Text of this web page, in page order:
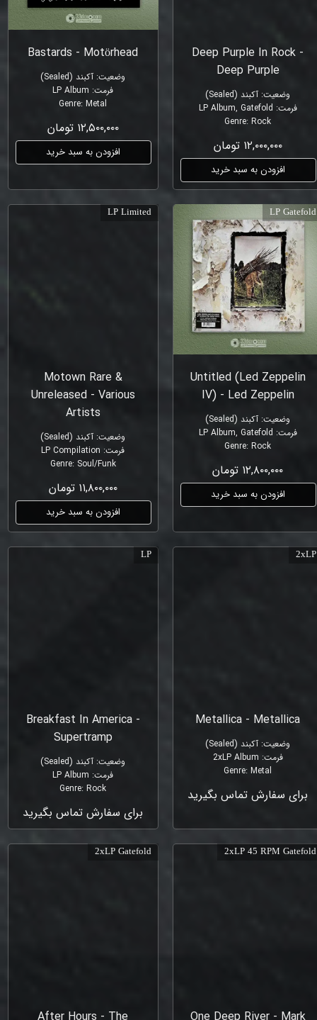
Deep Purple In Rock -
Deep Purple
وضعیت: آکبند (Sealed)
فرمت:
LP Album, Gatefold
Genre:Rock
۱۲,۰۰۰,۰۰۰ تومان
افزودن به سبد خرید
Bastards - Motörhead
وضعیت: آکبند (Sealed)
فرمت:
LP Album
Genre:Metal
۱۲,۵۰۰,۰۰۰ تومان
افزودن به سبد خرید
Untitled (Led Zeppelin
IV) - Led Zeppelin
وضعیت: آکبند (Sealed)
فرمت:
LP Album, Gatefold
Genre:Rock
۱۲,۸۰۰,۰۰۰ تومان
افزودن به سبد خرید
LP Gatefold
Motown Rare &
Unreleased - Various
Artists
وضعیت: آکبند (Sealed)
فرمت:
LP Compilation
Genre: Soul/Funk
۱۱,۸۰۰,۰۰۰ تومان
افزودن به سبد خرید
LP Limited
Metallica - Metallica
وضعیت: آکبند (Sealed)
فرمت:
2xLP Album
Genre:Metal
برای سفارش تماس بگیرید
2xLP
Breakfast In America -
Supertramp
وضعیت: آکبند (Sealed)
فرمت:
LP Album
Genre:Rock
برای سفارش تماس بگیرید
LP
2xLP 45 RPM Gatefold
2xLP Gatefold